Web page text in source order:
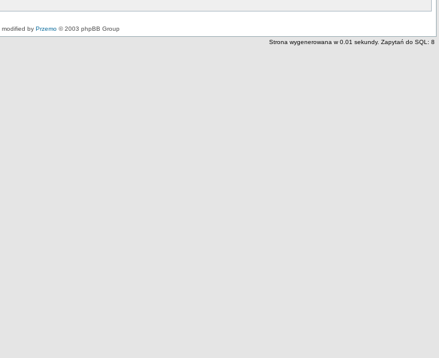
modified by Przemo © 2003 phpBB Group
Strona wygenerowana w 0.01 sekundy. Zapytań do SQL: 8